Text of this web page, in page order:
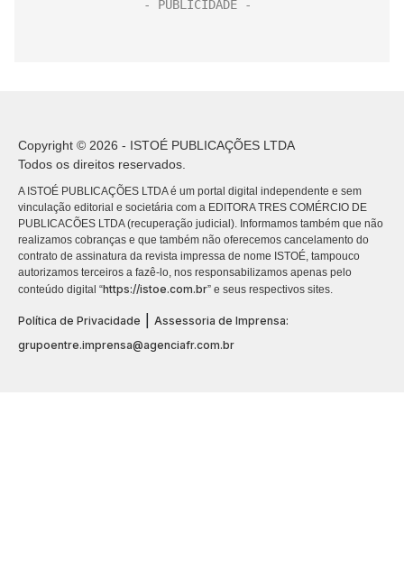
Copyright © 2026 - ISTOÉ PUBLICAÇÕES LTDA
Todos os direitos reservados.
A ISTOÉ PUBLICAÇÕES LTDA é um portal digital independente e sem
vinculação editorial e societária com a EDITORA TRES COMÉRCIO DE
PUBLICACÕES LTDA (recuperação judicial). Informamos também que não
realizamos cobranças e que também não oferecemos cancelamento do
contrato de assinatura da revista impressa de nome ISTOÉ, tampouco
autorizamos terceiros a fazê-lo, nos responsabilizamos apenas pelo
conteúdo digital “https://istoe.com.br” e seus respectivos sites.
Política de Privacidade
Assessoria de Imprensa:
grupoentre.imprensa@agenciafr.com.br